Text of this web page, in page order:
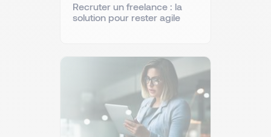
Recruter un freelance : la
solution pour rester agile